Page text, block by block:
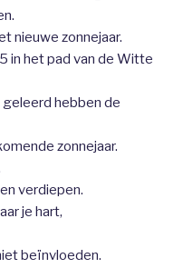
nieuwe zonnejaar.
in het pad van de Witte
hebben de
zonnejaar.
verdiepen.
je hart,
beïnvloeden.